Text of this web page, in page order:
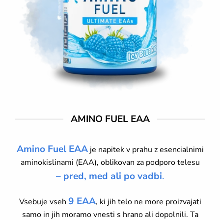
AMINO FUEL EAA
Amino Fuel EAAje napitek v prahu z esencialnimi
aminokislinami (EAA), oblikovan za podporo telesu
– pred, med ali po vadbi.
Vsebuje vseh 9 EAA, ki jih telo ne more proizvajati
samo in jih moramo vnesti s hrano ali dopolnili. Ta